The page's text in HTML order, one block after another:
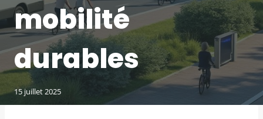
mobilité
durables
15 juillet 2025